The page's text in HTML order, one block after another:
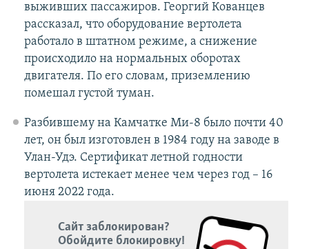
выживших пассажиров. Георгий Кованцев
рассказал, что оборудование вертолета
работало в штатном режиме, а снижение
происходило на нормальных оборотах
двигателя. По его словам, приземлению
помешал густой туман.
Разбившему на Камчатке Ми-8 было почти 40
лет, он был изготовлен в 1984 году на заводе в
Улан-Удэ. Сертификат летной годности
вертолета истекает менее чем через год – 16
июня 2022 года.
Сайт заблокирован?
Обойдите блокировку!